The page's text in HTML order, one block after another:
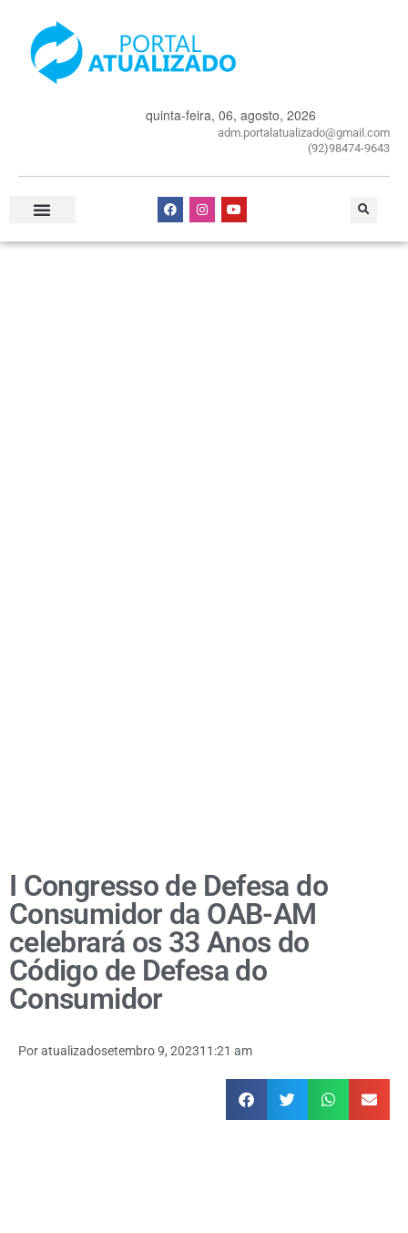
quinta-feira, 06, agosto, 2026
adm.portalatualizado@gmail.com
(92)98474-9643
I Congresso de Defesa do
Consumidor da OAB-AM
celebrará os 33 Anos do
Código de Defesa do
Consumidor
Poratualizadosetembro 9, 202311:21 am